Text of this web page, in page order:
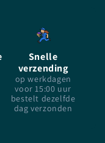
Snelle
verzending
op werkdagen
voor 15:00 uur
bestelt dezelfde
dag verzonden